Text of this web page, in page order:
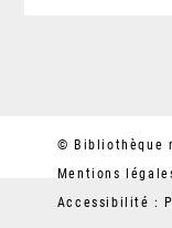
© Bibliothèque
Mentions
Accessibilité :